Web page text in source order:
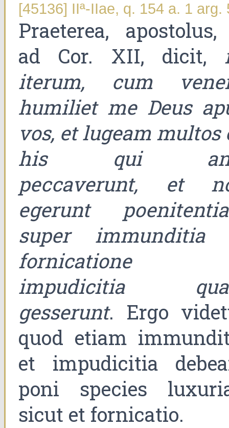
[45136] IIª-IIae, q. 154 a. 1 arg.
Praeterea,
ad Cor. XII, dicit,
iterum, cum
humiliet me Deus
vos, et lugeam multos
his qui
peccaverunt, et
egerunt
super immunditia
fornicatione
impudicitia
gesserunt. Ergo
quod etiam
et impudicitia
poni species
sicut et fornicatio.